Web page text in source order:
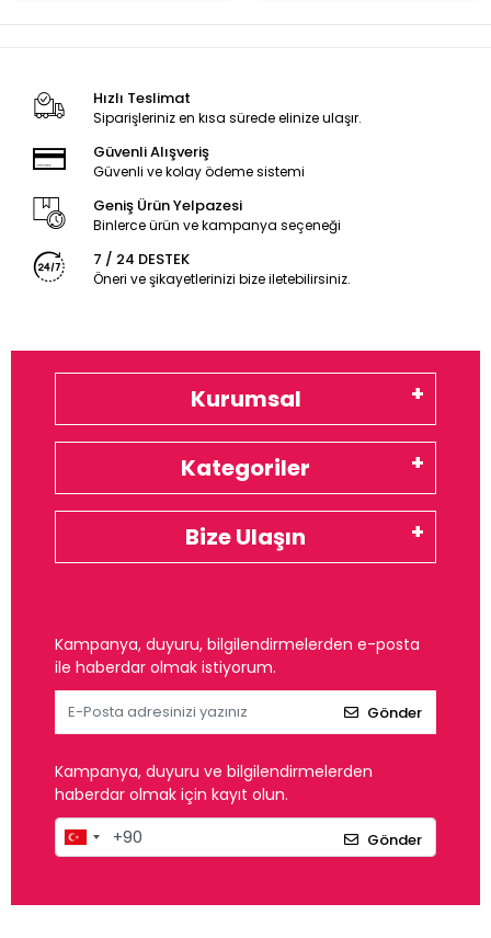
Hızlı Teslimat
Siparişleriniz en kısa sürede elinize ulaşır.
Güvenli Alışveriş
Güvenli ve kolay ödeme sistemi
Geniş Ürün Yelpazesi
Binlerce ürün ve kampanya seçeneği
7 / 24 DESTEK
Öneri ve şikayetlerinizi bize iletebilirsiniz.
Kurumsal
Kategoriler
Bize Ulaşın
Kampanya, duyuru, bilgilendirmelerden e-posta
ile haberdar olmak istiyorum.
Gönder
Kampanya, duyuru ve bilgilendirmelerden
haberdar olmak için kayıt olun.
Gönder